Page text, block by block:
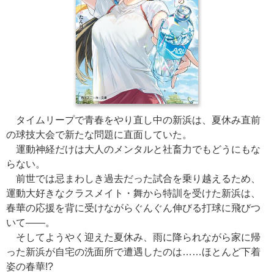
タイムリープで青春をやり直し中の新浜は、夏休み直前
の球技大会で新たな問題に直面していた。
運動神経だけは大人のメンタルと社畜力でもどうにもな
らない。
前世では忌まわしき過去だった試合を乗り越えるため、
運動大好きなクラスメイト・舞から特訓を受けた新浜は、
春華の応援を背に受けながらぐんぐん伸びる打球に飛びつ
いて――。
そしてようやく迎えた夏休み、雨に降られながら家に帰
った新浜が自宅の洗面所で遭遇したのは……ほとんど下着
姿の春華!?